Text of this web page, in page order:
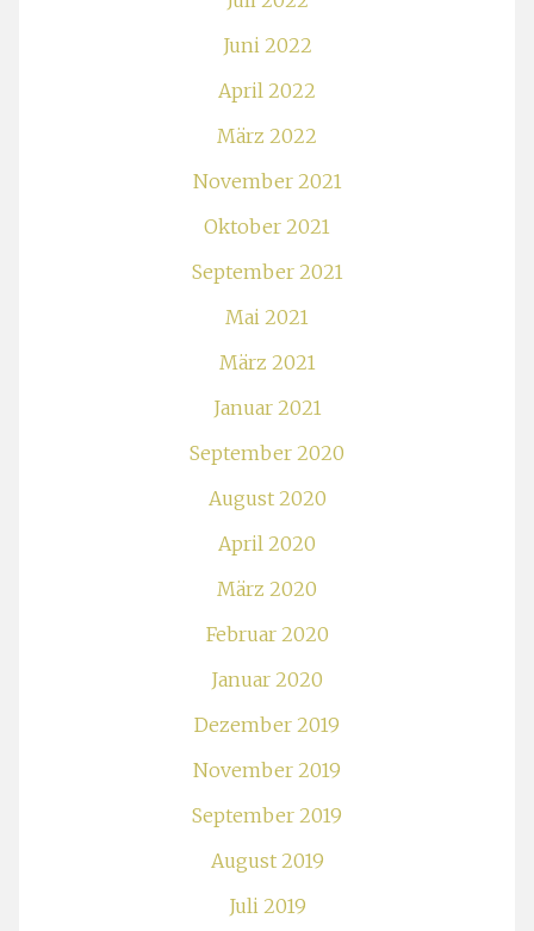
Juni 2022
April 2022
März 2022
November 2021
Oktober 2021
September 2021
Mai 2021
März 2021
Januar 2021
September 2020
August 2020
April 2020
März 2020
Februar 2020
Januar 2020
Dezember 2019
November 2019
September 2019
August 2019
Juli 2019